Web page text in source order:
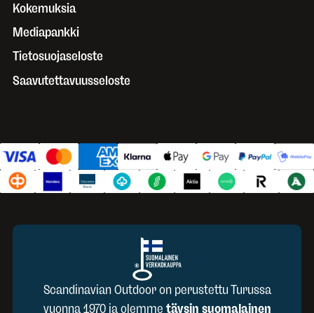
Kokemuksia
Mediapankki
Tietosuojaseloste
Saavutettavuusseloste
Scandinavian Outdoor on perustettu Turussa
vuonna 1970 ja olemme täysin suomalainen